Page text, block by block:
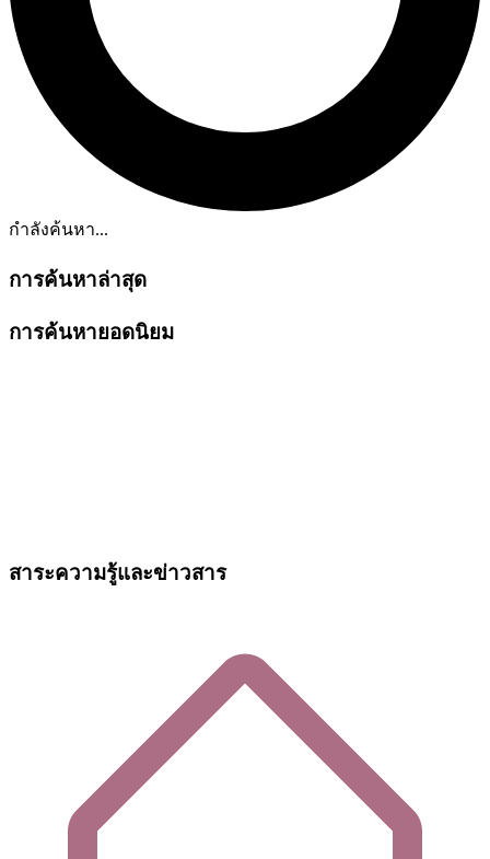
กำลังค้นหา...
การค้นหาล่าสุด
การค้นหายอดนิยม
สาระความรู้และข่าวสาร